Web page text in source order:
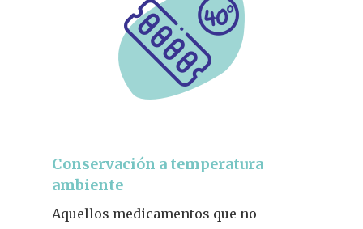
Conservación a temperatura
ambiente
Aquellos medicamentos que no